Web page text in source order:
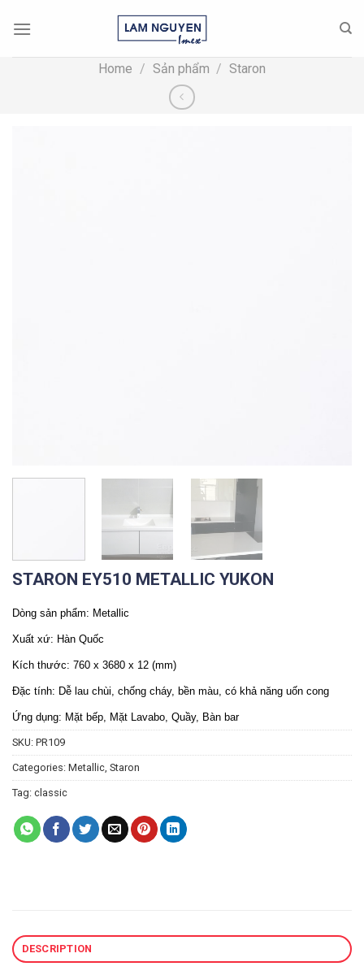
Home / Sản phẩm / Staron
STARON EY510 METALLIC YUKON
Dòng sản phẩm: Metallic
Xuất xứ: Hàn Quốc
Kích thước: 760 x 3680 x 12 (mm)
Đặc tính: Dễ lau chùi, chống cháy, bền màu, có khả năng uốn cong
Ứng dụng: Mặt bếp, Mặt Lavabo, Quầy, Bàn bar
SKU: PR109
Categories: Metallic Staron
Tag: classic
DESCRIPTION